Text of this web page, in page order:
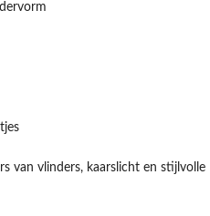
van vlinders, kaarslicht en stijlvolle